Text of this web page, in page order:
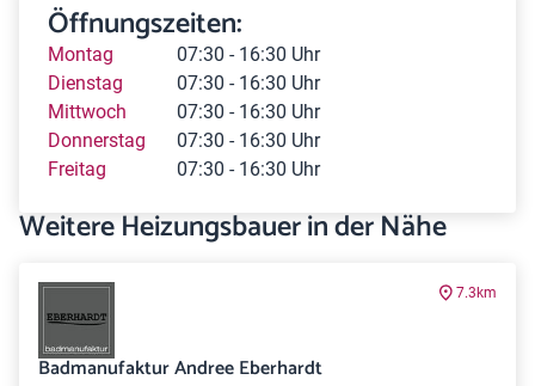
Öffnungszeiten:
Montag
07:30 - 16:30 Uhr
Dienstag
07:30 - 16:30 Uhr
Mittwoch
07:30 - 16:30 Uhr
Donnerstag
07:30 - 16:30 Uhr
Freitag
07:30 - 16:30 Uhr
Weitere Heizungsbauer in der Nähe
7.3km
Badmanufaktur Andree Eberhardt